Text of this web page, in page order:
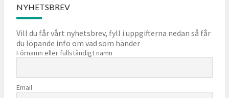
NYHETSBREV
Vill du får vårt nyhetsbrev, fyll i uppgifterna nedan så får
du löpande info om vad som händer
Förnamn eller fullständigt namn
Email